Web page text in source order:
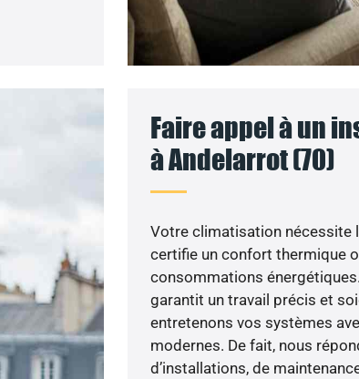
Faire appel à un
à Andelarrot (70)
Votre climatisation nécessite
certifie un confort thermique
consommations
garantit un travail précis et
entretenons vos systèmes
modernes. De fait, nous
d’installations, de